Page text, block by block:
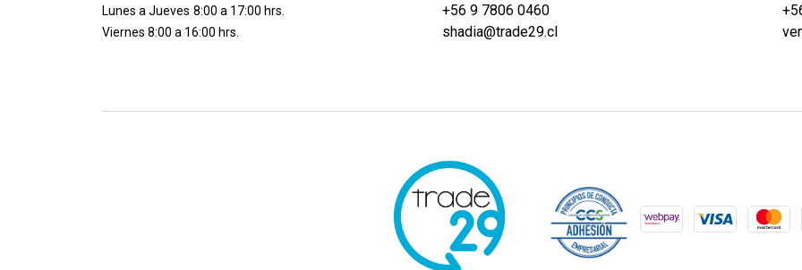
Lunes a Jueves 8:00 a 17:00 hrs.
Viernes 8:00 a 16:00 hrs.
+56 9 7806 0460
shadia@trade29.cl